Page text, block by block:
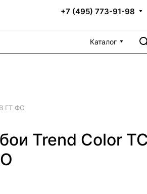
+7 (495) 773-91-98
Каталог
ГТ ФО
Trend Color